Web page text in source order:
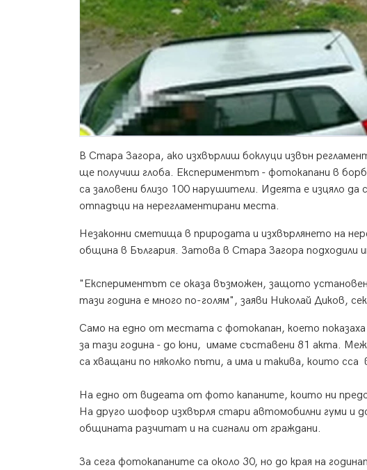
В Стара Загора, ако изхвърлиш боклуци извън
ще получиш глоба. Експериментът - фотокапани в
са заловени близо 100 нарушители. Идеята е изцяло да
отпадъци на нерегламентирани места.
Незаконни сметища в природата и изхвърлянето на
община в България. Затова в Стара Загора подходили
"Експериментът се оказа възможен, защото
тази година е много по-голям", заяви Николай Диков,
Само на едно от местата с фотокапан, което
за тази година - до юни, имаме съставени 81 акта.
са хващани по няколко пъти, а има и такива, които сса
На едно от видеата от фото капаните, които ни
На друго шофьор изхвърля стари автомобилни гуми и
общината разчитат и на сигнали от граждани.
За сега фотокапаните са около 30, но до края на